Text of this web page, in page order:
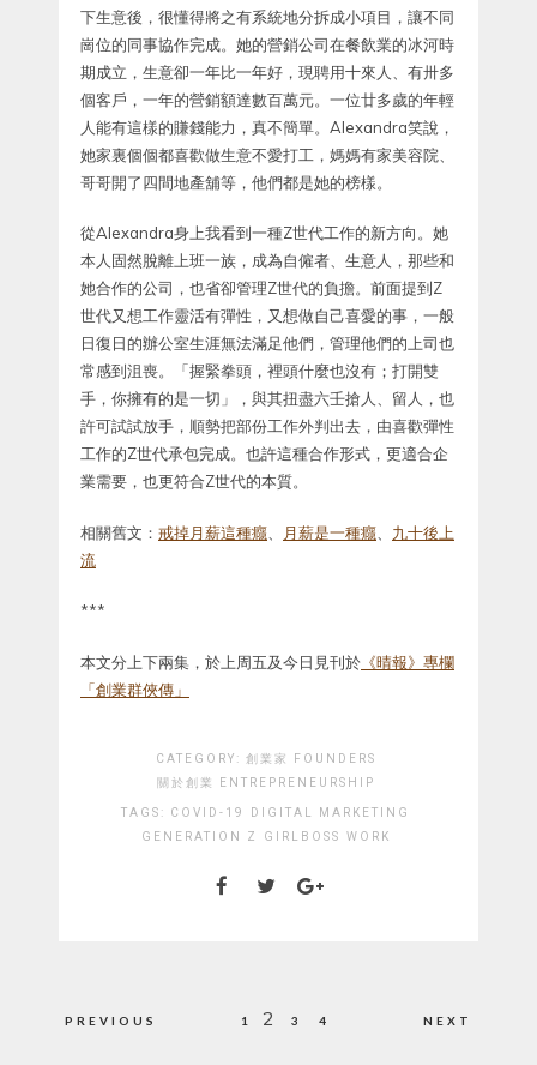
下生意後，很懂得將之有系統地分拆成小項目，讓不同
崗位的同事協作完成。她的營銷公司在餐飲業的冰河時
期成立，生意卻一年比一年好，現聘用十來人、有卅多
個客戶，一年的營銷額達數百萬元。一位廿多歲的年輕
人能有這樣的賺錢能力，真不簡單。Alexandra笑說，
她家裏個個都喜歡做生意不愛打工，媽媽有家美容院、
哥哥開了四間地產舖等，他們都是她的榜樣。
從Alexandra身上我看到一種Z世代工作的新方向。她
本人固然脫離上班一族，成為自僱者、生意人，那些和
她合作的公司，也省卻管理Z世代的負擔。前面提到Z
世代又想工作靈活有彈性，又想做自己喜愛的事，一般
日復日的辦公室生涯無法滿足他們，管理他們的上司也
常感到沮喪。「握緊拳頭，裡頭什麼也沒有；打開雙
手，你擁有的是一切」，與其扭盡六壬搶人、留人，也
許可試試放手，順勢把部份工作外判出去，由喜歡彈性
工作的Z世代承包完成。也許這種合作形式，更適合企
業需要，也更符合Z世代的本質。
相關舊文： 戒掉月薪這種癮 月薪是一種癮
九十後上
流
***
本文分上下兩集，於上周五及今日見刊於 《晴報》專欄
「創業群俠傳」
CATEGORY: 創業家 FOUNDERS
關於創業 ENTREPRENEURSHIP
TAGS: COVID-19
DIGITAL MARKETING
GENERATION Z
GIRLBOSS WORK
PREVIOUS
Posts1 2 3 4 NEXT